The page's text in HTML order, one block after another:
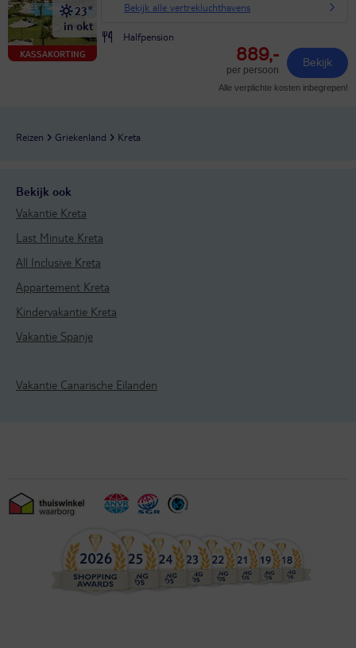
KASSAKORTING
23°
in okt
Bekijk alle vertrekluchthavens
Halfpension
889,-
per persoon
Bekijk
Alle verplichte kosten inbegrepen!
Reizen Griekenland Kreta
Bekijk ook
Vakantie Kreta
Last Minute Kreta
All Inclusive Kreta
Appartement Kreta
Kindervakantie Kreta
Vakantie Spanje
Vakantie Canarische Eilanden